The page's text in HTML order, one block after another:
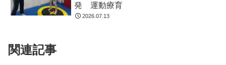
発 運動療育
2026.07.13
関連記事